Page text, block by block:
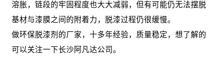
溶胀，链段的牢固程度也大大减弱，但有可能仍无法摆脱
基材与漆膜之间的附着力，脱漆过程仍很缓慢。
做环保脱漆剂的厂家，十多年经验，质量稳定，想了解的
可以关注一下长沙阿凡达公司。